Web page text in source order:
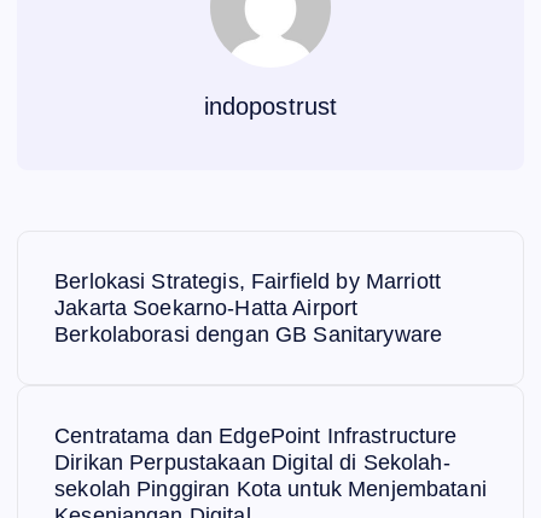
indopostrust
Berlokasi Strategis, Fairfield by Marriott
Jakarta Soekarno-Hatta Airport
Berkolaborasi dengan GB Sanitaryware
Centratama dan EdgePoint Infrastructure
Dirikan Perpustakaan Digital di Sekolah-
sekolah Pinggiran Kota untuk Menjembatani